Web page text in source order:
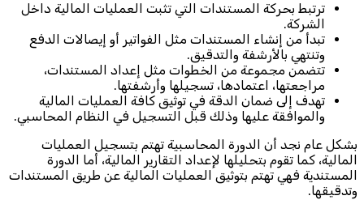
ترتبط بحركة المستندات التي تثبت العمليات المالية داخل
الشركة.
تبدأ من إنشاء المستندات مثل الفواتير أو إيصالات الدفع
وتنتهي بالأرشفة والتدقيق.
تتضمن مجموعة من الخطوات مثل إعداد المستندات،
مراجعتها، اعتمادها، تسجيلها وأرشفتها.
تهدف إلى ضمان الدقة في توثيق كافة العمليات المالية
والموافقة عليها وذلك قبل التسجيل في النظام المحاسبي.
بشكل عام نجد أن الدورة المحاسبية تهتم بتسجيل العمليات
المالية، كما تقوم بتحليلها لإعداد التقارير المالية، أما الدورة
المستندية فهي تهتم بتوثيق العمليات المالية عن طريق المستندات
وتدقيقها.